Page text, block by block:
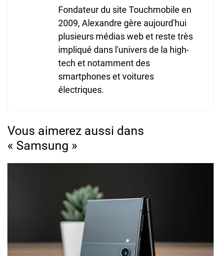
Fondateur du site Touchmobile en
2009, Alexandre gère aujourd'hui
plusieurs médias web et reste très
impliqué dans l'univers de la high-
tech et notamment des
smartphones et voitures
électriques.
Vous aimerez aussi dans
« Samsung »